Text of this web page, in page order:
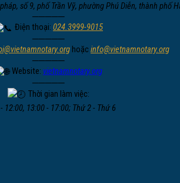
số 9, phố Trần Vỹ, phường Phú Diễn, thành phố
─────
Điện thoại:024.3999-9015
─────
hoặcinfo@vietnamnotary.org
─────
Website: vietnamnotary.org
─────
Thời gian làm việc:
12:00, 13:00 - 17:00; Thứ 2 - Thứ 6